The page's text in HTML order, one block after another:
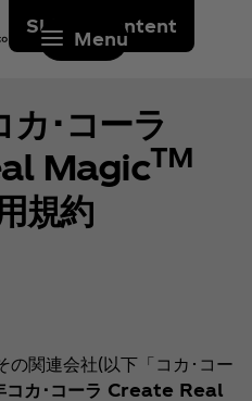
Skip to content
Menu
･コーラ
MagicTM
規約
の関連会社(以下「コカ･コー
カ･コーラ Create Real